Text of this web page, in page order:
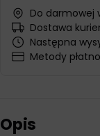
Do darmowej
Dostawa
Następna
Metody
Opis